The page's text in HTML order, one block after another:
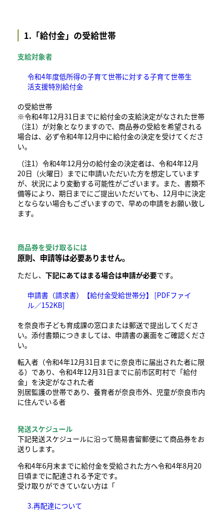
1.「給付金」の受給世帯
支給対象者
令和4年度低所得の子育て世帯に対する子育て世帯生
活支援特別給付金
の受給世帯
※令和4年12月31日までに給付金の支給決定がなされた世帯
（注1）が対象となりますので、商品券の受給を希望される
場合は、必ず令和4年12月中に給付金の決定を受けてくださ
い。
（注1）令和4年12月分の給付金の決定者は、令和4年12月
20日（火曜日）までに申請いただいた方を想定しています
が、状況により変動する可能性がございます。また、書類不
備等により、期日までにご提出いただいても、12月中に決定
とならない場合もございますので、早めの申請をお願い致し
ます。
商品券を受け取るには
原則、 申請等は必要ありません。
ただし、 下記にあてはまる場合は申請が必要です。
申請書（請求書）【給付金受給世帯分】 [PDFファイ
ル／152KB]
を奈良市子ども育成課の窓口または郵送で提出してくださ
い。添付書類につきましては、申請書の裏面をご確認くださ
い。
​転入者（令和4年12月31日までに​奈良市に届出された者に限
る） であり、令和4年12月31日までに前市区町村で​「給付
金」を決定がなされた者
別居監護の世帯であり、養育者が奈良市外、児童が奈良市内
に住んでいる者
発送スケジュール
下記発送スケジュールに沿って簡易書留郵便にて商品券をお
送りします。
令和4年6月末までに給付金を受給された方へ令和4年8月20
日頃までに配達される予定です。
受け取りができていない方は「
3.再配達について